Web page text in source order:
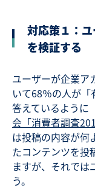
対応策１：
を検証する
ユーザーが企業ア
いて68％の人が
答えているように
会「消費者調査
は投稿の内容が何
たコンテンツを投
ますが、それでは
う。